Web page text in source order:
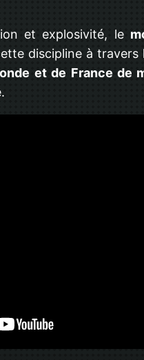
et explosivité, le
discipline à travers
et de France de